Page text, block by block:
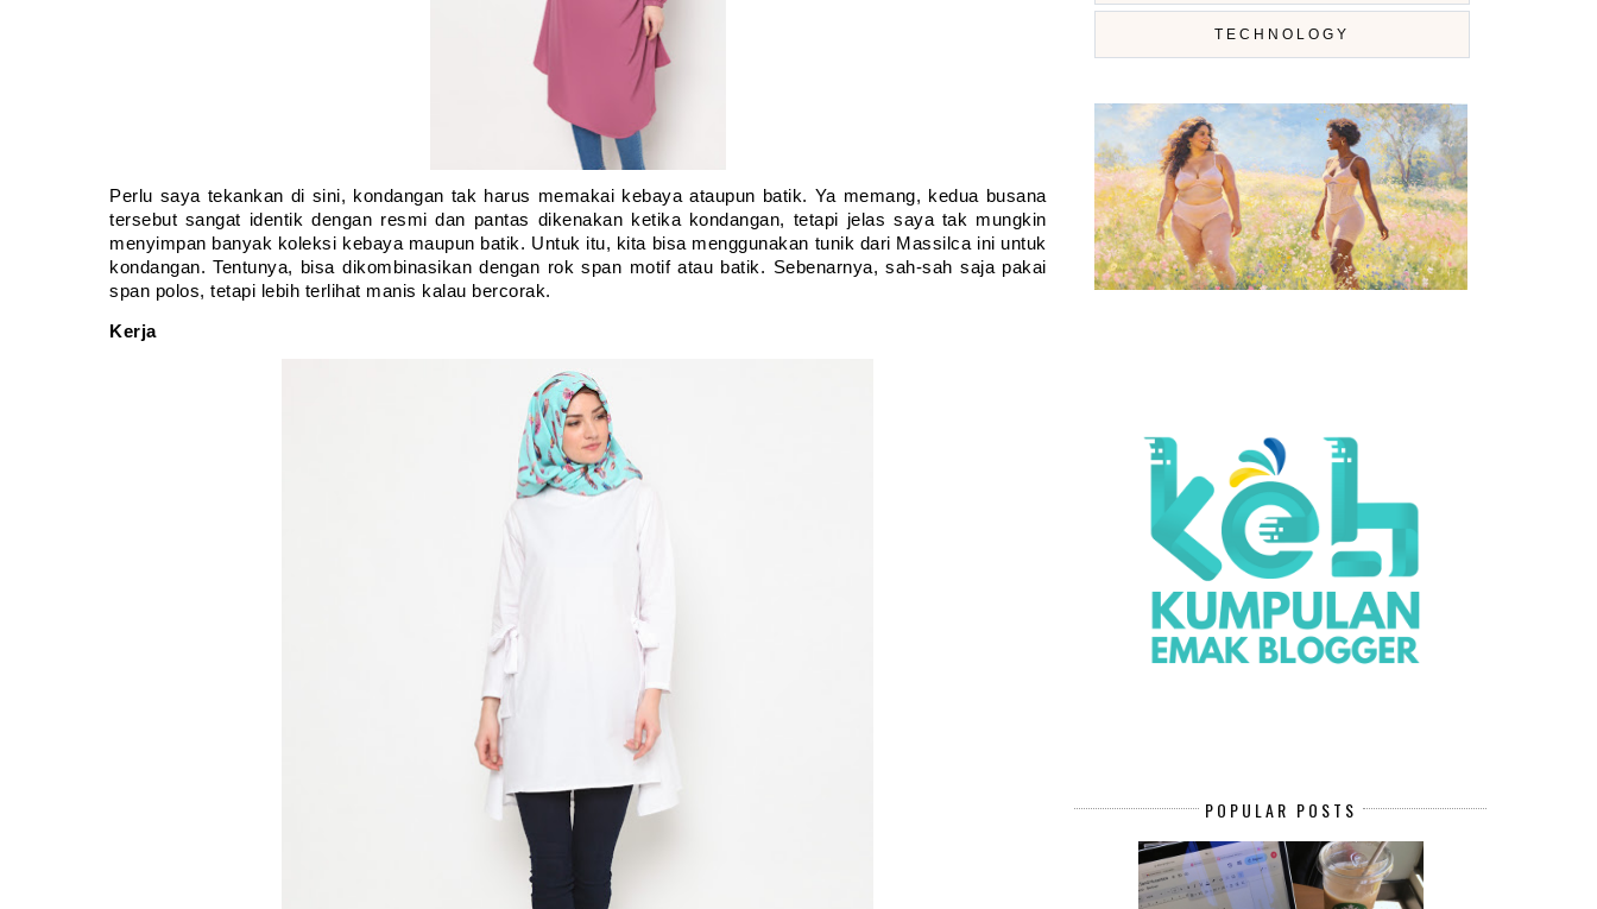
Perlu saya tekankan di sini, kondangan tak harus memakai kebaya ataupun batik. Ya memang, kedua busana
tersebut sangat identik dengan resmi dan pantas dikenakan ketika kondangan, tetapi jelas saya tak mungkin
menyimpan banyak koleksi kebaya maupun batik. Untuk itu, kita bisa menggunakan tunik dari Massilca ini untuk
kondangan. Tentunya, bisa dikombinasikan dengan rok span motif atau batik. Sebenarnya, sah-sah saja pakai
span polos, tetapi lebih terlihat manis kalau bercorak.
Kerja
TECHNOLOGY
POPULAR POSTS